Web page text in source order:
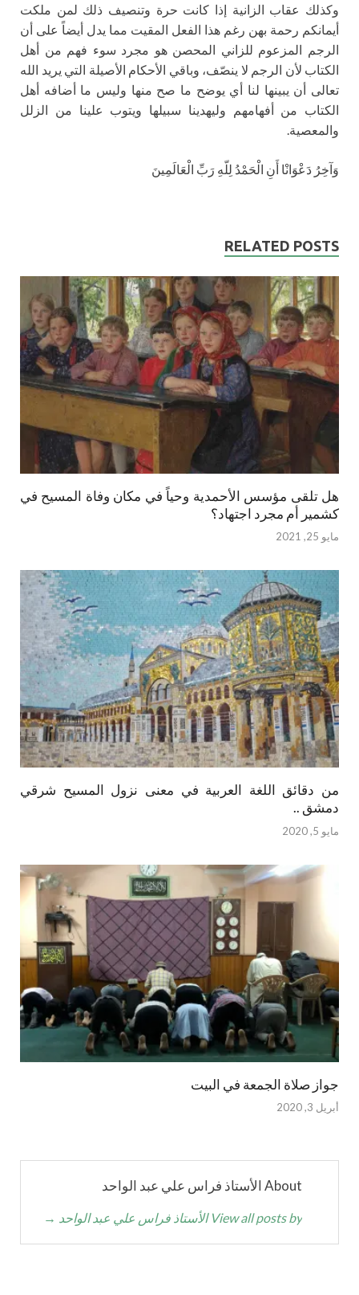
وكذلك عقاب الزانية إذا كانت حرة وتنصيف ذلك لمن ملكت
أيمانكم رحمة بهن رغم هذا الفعل المقيت مما يدل أيضاً على أن
الرجم المزعوم للزاني المحصن هو مجرد سوء فهم من أهل
الكتاب لأن الرجم لا ينصّف، وباقي الأحكام الأصيلة التي يريد الله
تعالى أن يبينها لنا أي يوضح ما صح منها وليس ما أضافه أهل
الكتاب من أفهامهم وليهدينا سبيلها ويتوب علينا من الزلل
والمعصية.
وَآخِرُ دَعْوَانْا أَنِ الْحَمْدُ لِلّهِ رَبِّ الْعَالَمِينَ
RELATED POSTS
هل تلقى مؤسس الأحمدية وحياً في مكان وفاة المسيح في
كشمير أم مجرد اجتهاد؟
مايو 25, 2021
من دقائق اللغة العربية في معنى نزول المسيح شرقي
دمشق ..
مايو 5, 2020
جواز صلاة الجمعة في البيت
أبريل 3, 2020
About الأستاذ فراس علي عبد الواحد
View all posts by الأستاذ فراس علي عبد الواحد →